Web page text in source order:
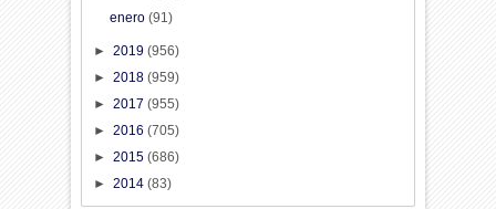
enero (91)
►2019(956)
►2018(959)
►2017(955)
►2016(705)
►2015(686)
►2014(83)